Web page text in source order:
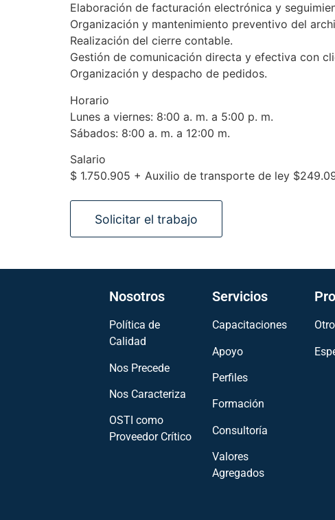
Elaboración de facturación electrónica y
Organización y mantenimiento preventivo del
Realización del cierre contable.
Gestión de comunicación directa y efectiva con
Organización y despacho de pedidos.
Horario
Lunes a viernes: 8:00 a. m. a 5:00 p. m.
Sábados: 8:00 a. m. a 12:00 m.
Salario
$ 1.750.905 + Auxilio de transporte de ley
Nosotros
Política de
Calidad
Nos Precede
Nos Caracteriza
OSTI como
Proveedor Crítico
Servicios
Capacitaciones
Apoyo
Perfiles
Formación
Consultoría
Valores
Agregados